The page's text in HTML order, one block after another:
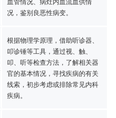
况，鉴别良恶性病变。
根据物理学原理，借助听诊器、
叩诊锤等工具，通过视、触、
叩、听等检查方法，了解相关器
官的基本情况，寻找疾病的有关
线索，初步考虑或排除常见内科
疾病。